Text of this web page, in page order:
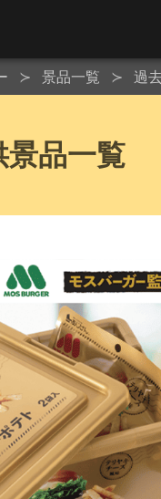
景品一覧 過
品一覧